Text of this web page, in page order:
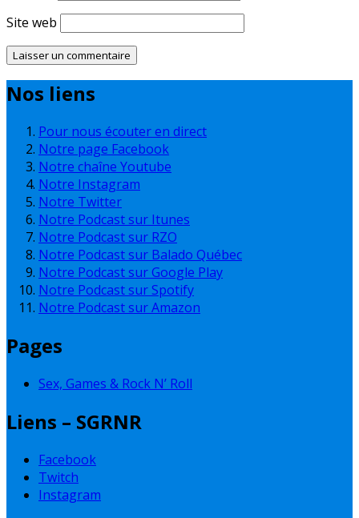
Site web
Nos liens
Pour nous écouter en direct
Notre page Facebook
Notre chaîne Youtube
Notre Instagram
Notre Twitter
Notre Podcast sur Itunes
Notre Podcast sur RZO
Notre Podcast sur Balado Québec
Notre Podcast sur Google Play
Notre Podcast sur Spotify
Notre Podcast sur Amazon
Pages
Sex, Games & Rock N’ Roll
Liens – SGRNR
Facebook
Twitch
Instagram